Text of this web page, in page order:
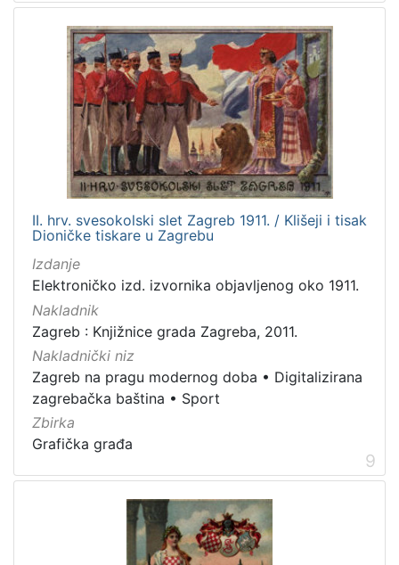
II. hrv. svesokolski slet Zagreb 1911. / Klišeji i tisak
Dioničke tiskare u Zagrebu
Izdanje
Elektroničko izd. izvornika objavljenog oko 1911.
Nakladnik
Zagreb : Knjižnice grada Zagreba, 2011.
Nakladnički niz
Zagreb na pragu modernog doba • Digitalizirana
zagrebačka baština • Sport
Zbirka
Grafička građa
9